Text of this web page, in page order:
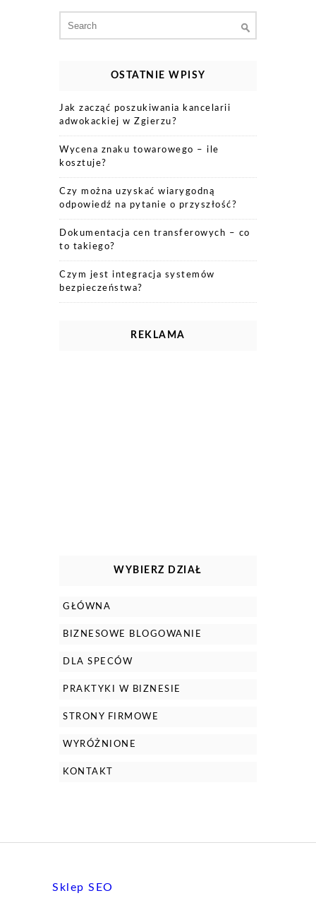
for:
OSTATNIE WPISY
Jak zacząć poszukiwania kancelarii
adwokackiej w Zgierzu?
Wycena znaku towarowego – ile
kosztuje?
Czy można uzyskać wiarygodną
odpowiedź na pytanie o przyszłość?
Dokumentacja cen transferowych – co
to takiego?
Czym jest integracja systemów
bezpieczeństwa?
REKLAMA
WYBIERZ DZIAŁ
GŁÓWNA
BIZNESOWE BLOGOWANIE
DLA SPECÓW
PRAKTYKI W BIZNESIE
STRONY FIRMOWE
WYRÓŻNIONE
KONTAKT
Sklep SEO